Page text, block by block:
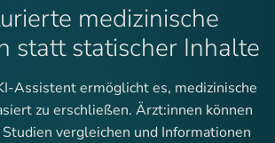
medizinische
statt statischer Inhalte
Assistent ermöglicht es, medizinische
zu erschließen. Ärzt:innen können
vergleichen und Informationen